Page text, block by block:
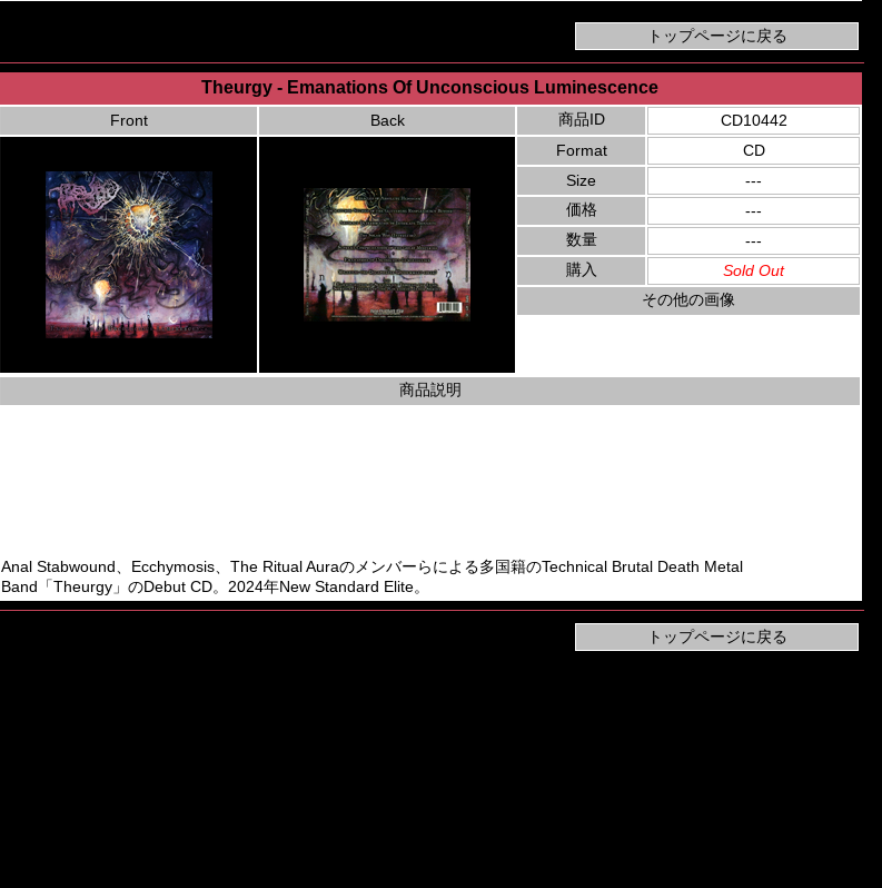
Theurgy - Emanations Of Unconscious Luminescence
Front Back 商品ID
CD10442
Format
CD
Size
---
価格
---
数量
---
購入
Sold Out
その他の画像
商品説明
Anal Stabwound、Ecchymosis、The Ritual Auraのメンバーらによる多国籍のTechnical Brutal Death Metal
Band「Theurgy」のDebut CD。2024年New Standard Elite。